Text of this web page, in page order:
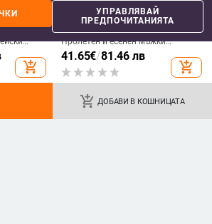
add_shopping_cart ДОБАВИ В КОШНИЦАТА
КОЖА
яка,
палто с
add_shopping_cart
ЕЖЕДНЕВНИ ЕЛЕЦИ ЗА МЪЖЕ
2024 Трансграничен Amazon
Пролетен и есенен мъжки
ежедневен вълнен жилет Мъжки
слим крой с едноредно
закопчаване
41.65€/81.46 лв
add_shopping_cart
цели. Можете по всяко време да управлявате
натиснете „Управлявай предпочитанията“.
вижте нашата
УПРАВЛЯВАЙ
ПРЕДПОЧИТАНИЯТА